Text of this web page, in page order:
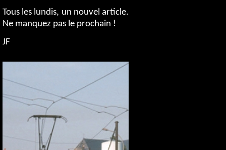
Tous les lundis, un nouvel article.
Ne manquez pas le prochain !
JF